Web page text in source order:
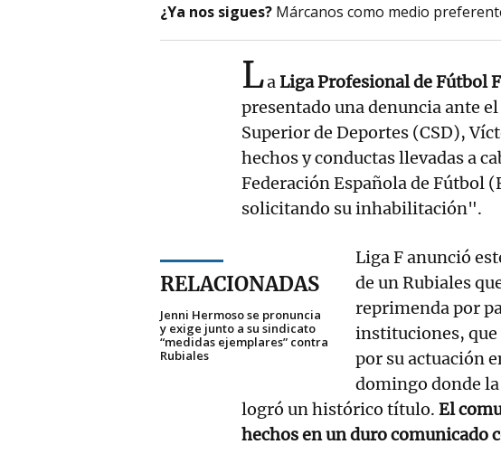
¿Ya nos sigues? Márcanos como medio
LaLiga Profesional de Fútbol
presentado una denuncia ante
Superior de Deportes (CSD),
hechos y conductas llevadas a
Federación Española de Fútbol
solicitando su inhabilitación".
RELACIONADAS
Jenni Hermoso se pronuncia
y exige junto a su sindicato
“medidas ejemplares” contra
Rubiales
Liga F anunció
de un Rubiales
reprimenda por
instituciones,
por su actuación
domingo donde
logró un histórico título. El
hechos en un duro comunicado